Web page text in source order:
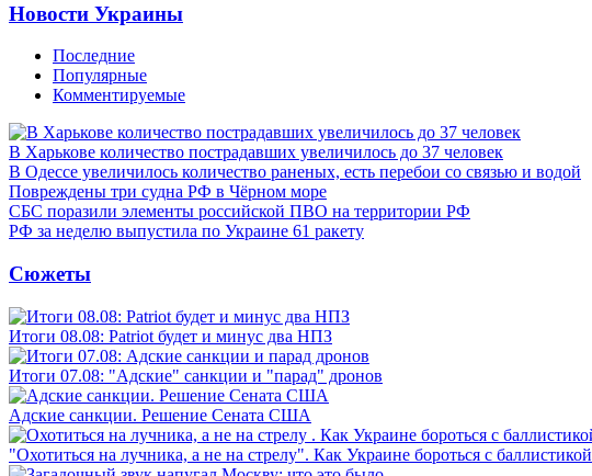
Новости Украины
Последние
Популярные
Комментируемые
В Харькове количество пострадавших увеличилось до 37 человек
В Одессе увеличилось количество раненых, есть перебои со связью и водой
Повреждены три судна РФ в Чёрном море
СБС поразили элементы российской ПВО на территории РФ
РФ за неделю выпустила по Украине 61 ракету
Сюжеты
Итоги 08.08: Patriot будет и минус два НПЗ
Итоги 07.08: "Адские" санкции и "парад" дронов
Адские санкции. Решение Сената США
"Охотиться на лучника, а не на стрелу". Как Украине бороться с баллистикой